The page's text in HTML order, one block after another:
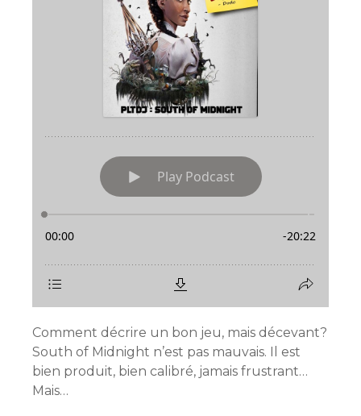
Comment décrire un bon jeu, mais décevant?
South of Midnight n’est pas mauvais. Il est
bien produit, bien calibré, jamais frustrant…
Mais…